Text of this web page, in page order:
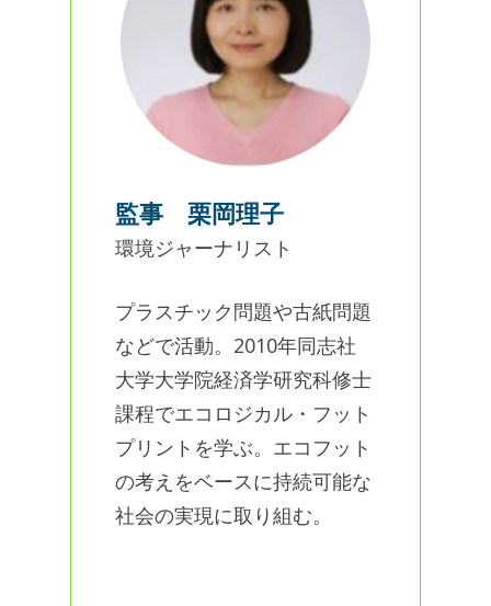
監事 栗岡理子
環境ジャーナリスト
プラスチック問題や古紙問題
などで活動。2010年同志社
大学大学院経済学研究科修士
課程でエコロジカル・フット
プリントを学ぶ。エコフット
の考えをベースに持続可能な
社会の実現に取り組む。